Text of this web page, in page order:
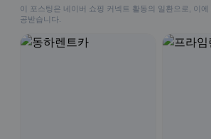
이 포스팅은 네이버 쇼핑 커넥트 활동의 일환으로, 이에
공받습니다.